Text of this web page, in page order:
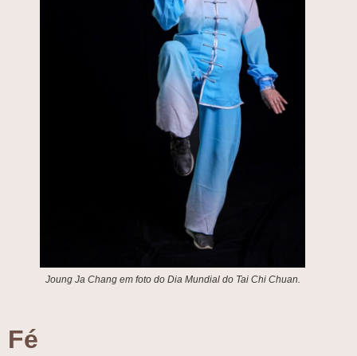
Joung Ja Chang em foto do Dia Mundial do Tai Chi Chuan.
Fé